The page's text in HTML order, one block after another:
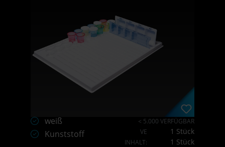
weiß
Kunststoff
< 5.000 VERFÜGBAR
VE
1 Stück
INHALT: 1 Stück